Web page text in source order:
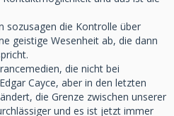
sozusagen die Kontrolle über
geistige Wesenheit ab, die dann
die nicht bei
Cayce, aber in den letzten
die Grenze zwischen unserer
und es ist jetzt immer